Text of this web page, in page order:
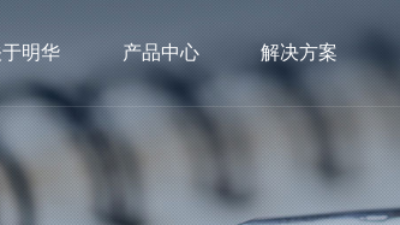
明华 产品中心 解决方案